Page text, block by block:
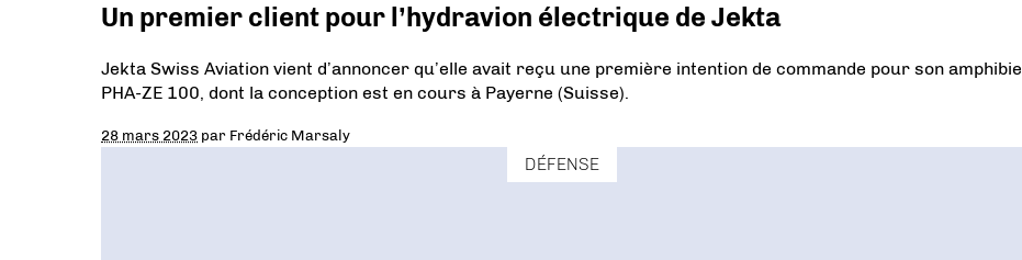
Un premier client pour l’hydravion électrique de Jekta
Jekta Swiss Aviation vient d’annoncer qu’elle avait reçu une première intention de commande pour son amphibie
PHA-ZE 100, dont la conception est en cours à Payerne (Suisse).
28 mars 2023 par Frédéric Marsaly
DÉFENSE